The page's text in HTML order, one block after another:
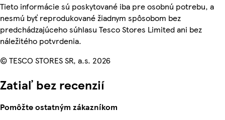
Tieto informácie sú poskytované iba pre osobnú potrebu, a
nesmú byť reprodukované žiadnym spôsobom bez
predchádzajúceho súhlasu Tesco Stores Limited ani bez
náležitého potvrdenia.
© TESCO STORES SR, a.s. 2026
Zatiaľ bez recenzií
Pomôžte ostatným zákazníkom